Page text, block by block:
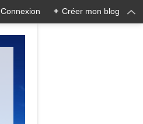
Connexion + Créer mon blog